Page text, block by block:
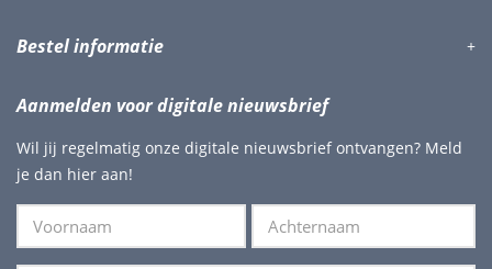
Bestel informatie
Aanmelden voor digitale nieuwsbrief
Wil jij regelmatig onze digitale nieuwsbrief ontvangen? Meld
je dan hier aan!